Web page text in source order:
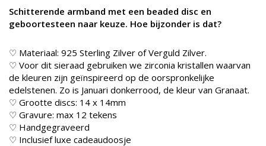
Schitterende armband met een beaded disc en
geboortesteen naar keuze. Hoe bijzonder is dat?
♡ Materiaal: 925 Sterling Zilver of Verguld Zilver.
♡ Voor dit sieraad gebruiken we zirconia kristallen waarvan
de kleuren zijn geïnspireerd op de oorspronkelijke
edelstenen. Zo is Januari donkerrood, de kleur van Granaat.
♡ Grootte discs: 14 x 14mm
♡ Gravure: max 12 tekens
♡ Handgegraveerd
♡ Inclusief luxe cadeaudoosje